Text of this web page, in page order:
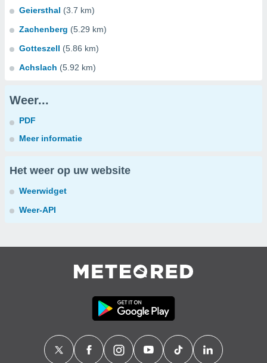
Geiersthal (3.7 km)
Zachenberg (5.29 km)
Gotteszell (5.86 km)
Achslach (5.92 km)
Weer...
PDF
Meer informatie
Het weer op uw website
Weerwidget
Weer-API